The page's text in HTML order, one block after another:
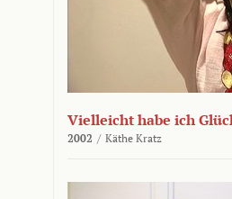
Vielleicht habe ich
2002 / Käthe Kratz